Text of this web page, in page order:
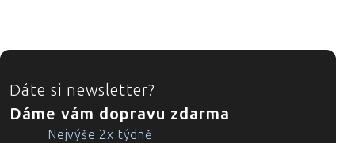
ZÁPATÍ
Dáte si newsletter?
Dáme vám dopravu zdarma
Nejvýše 2x týdně